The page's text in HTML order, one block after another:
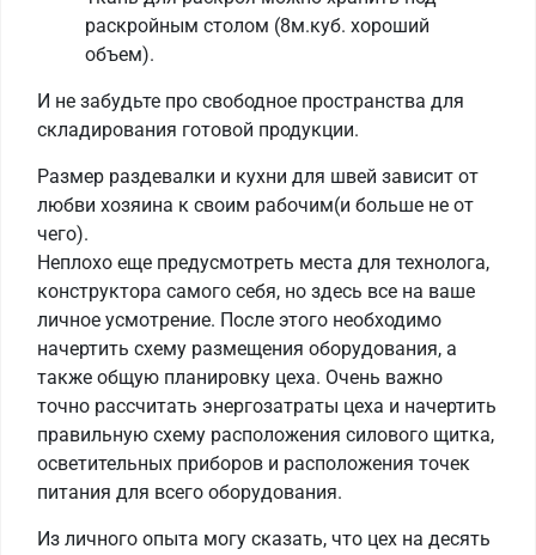
раскройным столом (8м.куб. хороший
объем).
И не забудьте про свободное пространства для
складирования готовой продукции.
Размер раздевалки и кухни для швей зависит от
любви хозяина к своим рабочим(и больше не от
чего).
Неплохо еще предусмотреть места для технолога,
конструктора самого себя, но здесь все на ваше
личное усмотрение. После этого необходимо
начертить схему размещения оборудования, а
также общую планировку цеха. Очень важно
точно рассчитать энергозатраты цеха и начертить
правильную схему расположения силового щитка,
осветительных приборов и расположения точек
питания для всего оборудования.
Из личного опыта могу сказать, что цех на десять